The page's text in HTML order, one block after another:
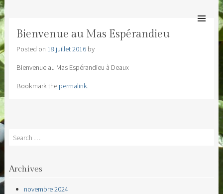
CONTENT
Bienvenue au Mas Espérandieu
Posted on 18 juillet 2016by
Bienvenue au Mas Espérandieu à Deaux
Bookmark the permalink.
Search
Archives
novembre 2024